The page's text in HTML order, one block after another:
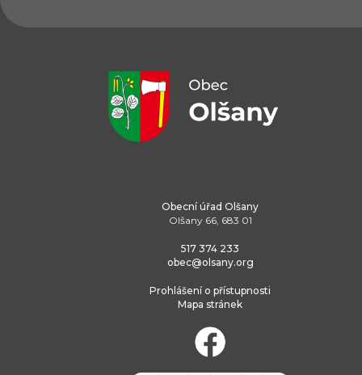
Obecní úřad Olšany
Olšany 66, 683 01
517 374 233
obec@olsany.org
Prohlášení o přístupnosti
Mapa stránek